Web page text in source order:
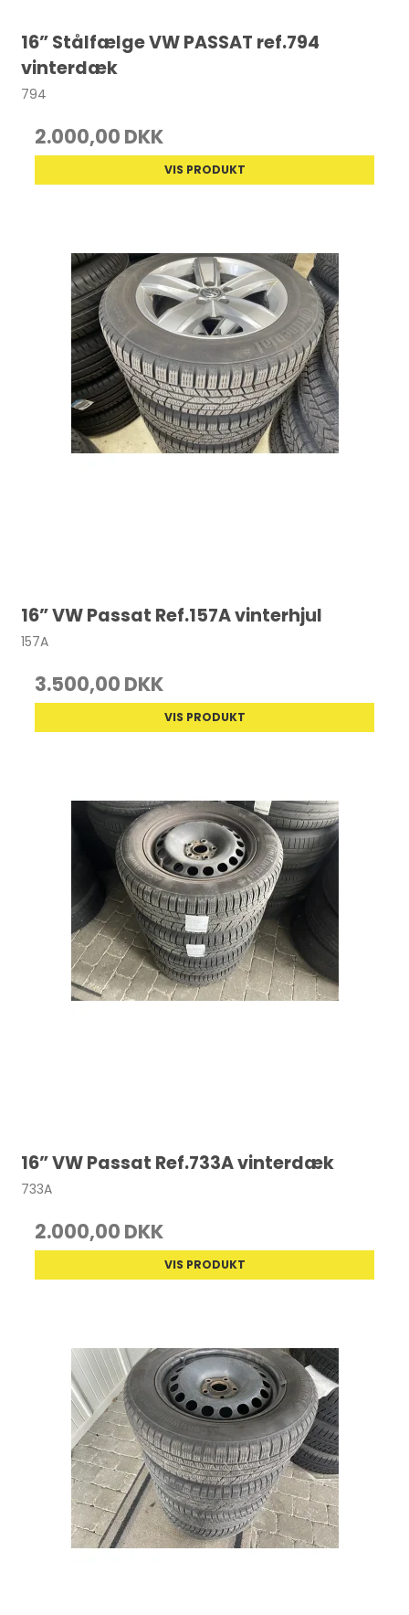
16” Stålfælge VW PASSAT ref.794
vinterdæk
794
2.000,00 DKK
VIS PRODUKT
16” VW Passat Ref.157A vinterhjul
157A
3.500,00 DKK
VIS PRODUKT
16” VW Passat Ref.733A vinterdæk
733A
2.000,00 DKK
VIS PRODUKT